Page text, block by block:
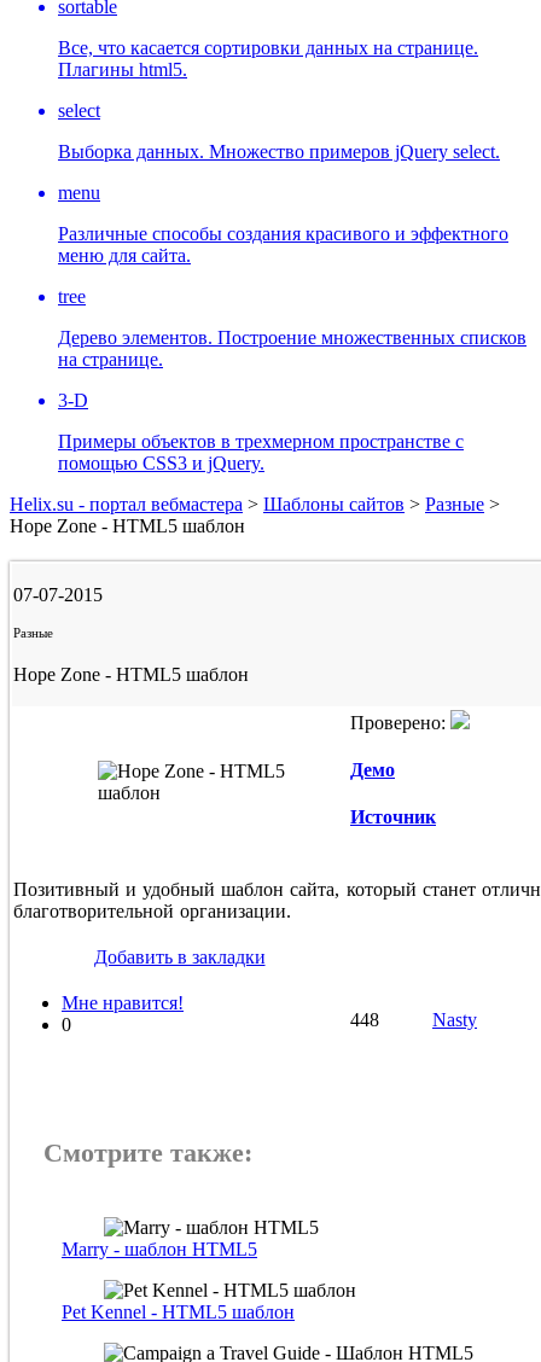
sortable
Все, что касается сортировки данных на странице.
Плагины html5.
select
Выборка данных. Множество примеров jQuery select.
menu
Различные способы создания красивого и эффектного
меню для сайта.
tree
Дерево элементов. Построение множественных списков
на странице.
3-D
Примеры объектов в трехмерном пространстве с
помощью CSS3 и jQuery.
Helix.su - портал вебмастера > Шаблоны сайтов > Разные >
Hope Zone - HTML5 шаблон
07-07-2015
Разные
Hope Zone - HTML5 шаблон
Проверено:
Демо
Источник
Позитивный и удобный шаблон сайта, который станет
благотворительной организации.
Добавить в закладки
Мне нравится!
0
448 Nasty
Смотрите также:
Marry - шаблон HTML5
Pet Kennel - HTML5 шаблон